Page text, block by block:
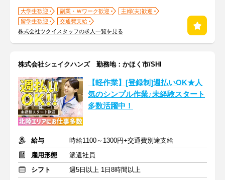
大学生歓迎 副業・Ｗワーク歓迎
主婦(夫)歓迎
留学生歓迎
交通費支給
株式会社ツクイスタッフの求人一覧を見る
株式会社シェイクハンズ 勤務地：かほく市/SHI
【軽作業】[登録制]週払いOK★人
気のシンプル作業♪未経験スタート
多数活躍中！
給与
時給1100～1300円+交通費別途支給
雇用形態
派遣社員
シフト
週5日以上 1日8時間以上